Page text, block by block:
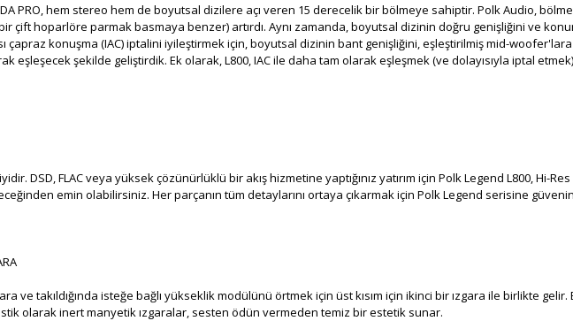
PRO, hem stereo hem de boyutsal dizilere açı veren 15 derecelik bir bölmeye sahiptir. Polk Audio,
çift hoparlöre parmak basmaya benzer) artırdı. Aynı zamanda, boyutsal dizinin doğru genişliğini ve
çapraz konuşma (IAC) iptalini iyileştirmek için, boyutsal dizinin bant genişliğini, eşleştirilmiş mid-
eşleşecek şekilde geliştirdik. Ek olarak, L800, IAC ile daha tam olarak eşleşmek (ve dolayısıyla iptal
DSD, FLAC veya yüksek çözünürlüklü bir akış hizmetine yaptığınız yatırım için Polk Legend L800, Hi-
emin olabilirsiniz. Her parçanın tüm detaylarını ortaya çıkarmak için Polk Legend serisine
ve takıldığında isteğe bağlı yükseklik modülünü örtmek için üst kısım için ikinci bir ızgara ile birlikte
olarak inert manyetik ızgaralar, sesten ödün vermeden temiz bir estetik sunar.